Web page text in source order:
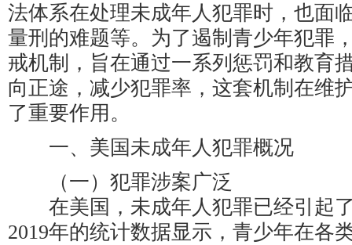
法体系在处理未成年人犯罪时，也面
量刑的难题等。为了遏制青少年犯罪
戒机制，旨在通过一系列惩罚和教育
向正途，减少犯罪率，这套机制在维
了重要作用。
一、美国未成年人犯罪概况
（一）犯罪涉案广泛
在美国，未成年人犯罪已经引起
2019年的统计数据显示，青少年在各